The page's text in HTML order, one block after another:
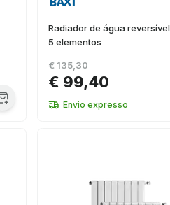
Radiador de água
5 elementos
€ 99,40
€ 135,30
Envio expresso